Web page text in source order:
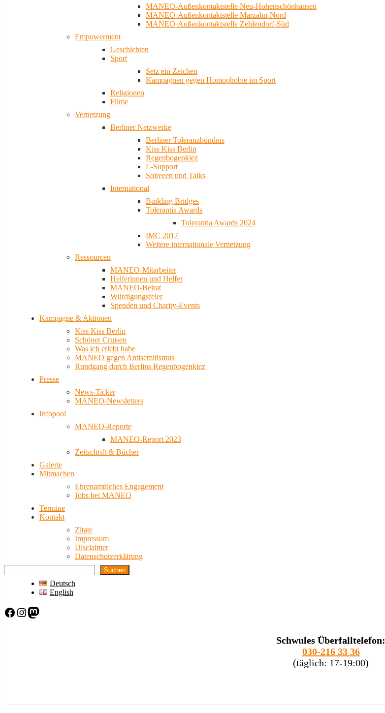
MANEO-Außenkontaktstelle Neu-Hohenschönhausen
MANEO-Außenkontaktstelle Marzahn-Nord
MANEO-Außenkontaktstelle Zehlendorf-Süd
Empowerment
Geschichten
Sport
Setz ein Zeichen
Kampagnen gegen Homophobie im Sport
Religionen
Filme
Vernetzung
Berliner Netzwerke
Berliner Toleranzbündnis
Kiss Kiss Berlin
Regenbogenkiez
L-Support
Soireeen und Talks
International
Building Bridges
Tolerantia Awards
Tolerantia Awards 2024
IMC 2017
Weitere internationale Vernetzung
Ressourcen
MANEO-Mitarbeiter
Helferinnen und Helfer
MANEO-Beirat
Würdigungsfeier
Spenden und Charity-Events
Kampagne & Aktionen
Kiss Kiss Berlin
Schöner Cruisen
Was ich erlebt habe
MANEO gegen Antisemitismus
Rundgang durch Berlins Regenbogenkiez
Presse
News-Ticker
MANEO-Newsletters
Infopool
MANEO-Reporte
MANEO-Report 2023
Zeitschrift & Bücher
Galerie
Mitmachen
Ehrenamtliches Engagement
Jobs bei MANEO
Termine
Kontakt
Zitate
Impressum
Disclaimer
Datenschutzerklärung
Suchen
Deutsch
English
Facebook Instagram Mastodon
Schwules Überfalltelefon:
030-216 33 36
(täglich: 17-19:00)